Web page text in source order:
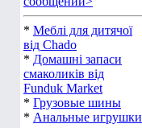
* Меблі для дитячої
від Chado
* Домашні запаси
смаколиків від
Funduk Market
* Грузовые шины
* Анальные игрушки